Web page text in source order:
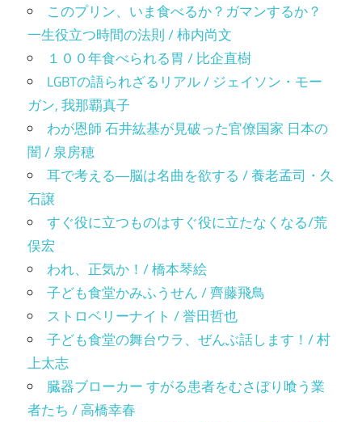
このプリン、いま食べるか？ガマンするか？
一生役立つ時間の法則 / 柿内尚文
１００年食べられる胃 / 比企直樹
LGBTの語られざるリアル / ジェイソン・モー
ガン, 我那覇真子
わが恩師 石井紘基が見破った官僚国家 日本の
闇 / 泉房穂
耳で考える―脳は名曲を欲する / 養老孟司・久
石譲
すぐ役に立つものはすぐ役に立たなくなる/荒
俣宏
われ、正気か！/ 橋本琴絵
子ども食堂かみふうせん / 齊藤飛鳥
ストロベリーナイト / 誉田哲也
子ども食堂の舞台ウラ、ぜんぶ話します！/ 村
上太志
臓器ブローカー すがる患者をむさぼり喰う業
者たち / 高橋幸春